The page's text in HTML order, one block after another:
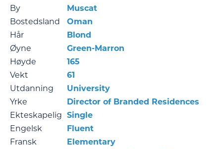
By
Muscat
Bostedsland
Oman
Hår
Blond
Øyne
Green-Marron
Høyde
165
Vekt
61
Utdanning
University
Yrke
Director of Branded Residences
Ekteskapelig Single
Engelsk
Fluent
Fransk
Elementary